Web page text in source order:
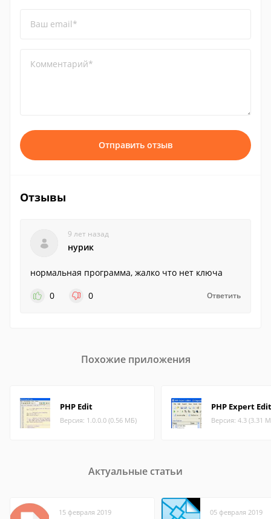
Ваш email*
Комментарий*
Отправить отзыв
Отзывы
9 лет назад
нурик
нормальная программа, жалко что нет ключа
0
0 Ответить
Похожие приложения
PHP Edit
Версия: 1.0.0.0 (0.56 МБ)
PHP Expert
Версия: 4.3 (3.31
Актуальные статьи
15 февраля 2019 05 февраля 2019